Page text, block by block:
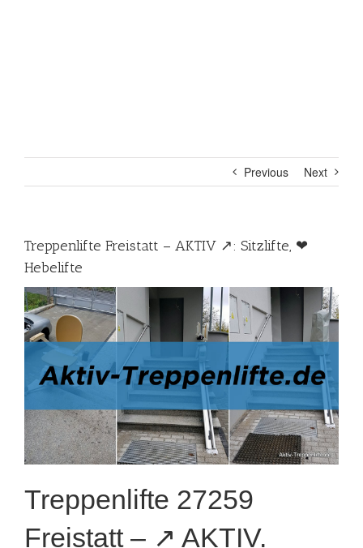
Previous Next
Treppenlifte Freistatt – AKTIV ↗️: Sitzlifte, ❤
Hebelifte
Treppenlifte 27259
Freistatt – ↗️ AKTIV.